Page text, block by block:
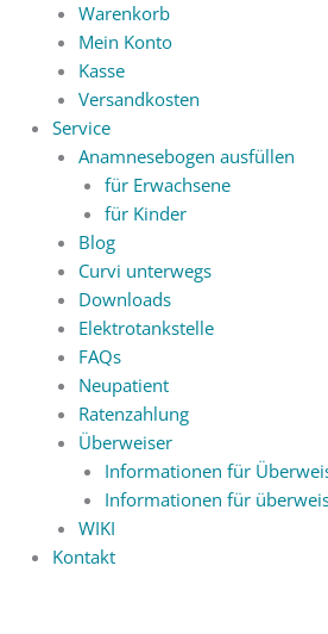
Warenkorb
Mein Konto
Kasse
Versandkosten
Service
Anamnesebogen ausfüllen
für Erwachsene
für Kinder
Blog
Curvi unterwegs
Downloads
Elektrotankstelle
FAQs
Neupatient
Ratenzahlung
Überweiser
Informationen für
Informationen für
WIKI
Kontakt